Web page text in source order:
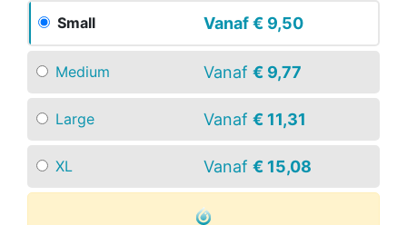
Small Vanaf€ 9,50
Medium Vanaf € 9,77
Large Vanaf € 11,31
XL Vanaf € 15,08